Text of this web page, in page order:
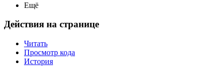
Ещё
Действия на странице
Читать
Просмотр кода
История